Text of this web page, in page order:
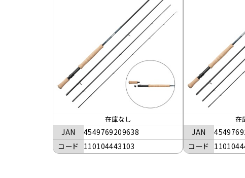
在庫なし
JAN
4549769209638
コード 110104443103
在
JAN
コード